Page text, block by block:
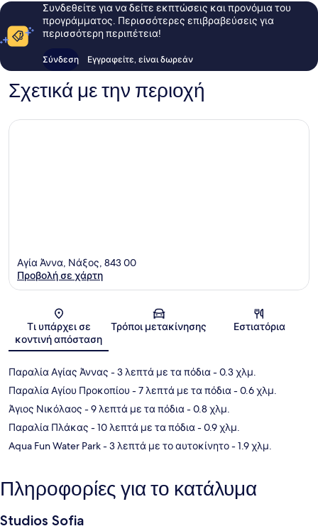
Συνδεθείτε για να δείτε εκπτώσεις και προνόμια του
προγράμματος. Περισσότερες επιβραβεύσεις για
περισσότερη περιπέτεια!
Σύνδεση Εγγραφείτε, είναι δωρεάν
Σχετικά με την περιοχή
Χάρτης
Αγία Άννα, Νάξος, 843 00
Προβολή σε χάρτη
Τι υπάρχει σε
κοντινή απόσταση
Τρόποι μετακίνησης Εστιατόρια
Παραλία Αγίας Άννας - 3 λεπτά με τα πόδια- 0.3 χλμ.
Παραλία Αγίου Προκοπίου - 7 λεπτά με τα πόδια- 0.6 χλμ.
Άγιος Νικόλαος - 9 λεπτά με τα πόδια- 0.8 χλμ.
Παραλία Πλάκας - 10 λεπτά με τα πόδια- 0.9 χλμ.
Aqua Fun Water Park- 3 λεπτά με το αυτοκίνητο- 1.9 χλμ.
Πληροφορίες για το κατάλυμα
Studios Sofia